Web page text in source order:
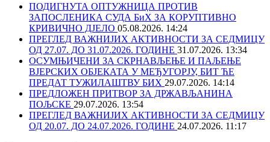
ПОДИГНУТА ОПТУЖНИЦА ПРОТИВ
ЗАПОСЛЕНИКА СУДА БиХ ЗА КОРУПТИВНО
КРИВИЧНО ДЈЕЛО 05.08.2026. 14:24
ПРЕГЛЕД ВАЖНИЈИХ АКТИВНОСТИ ЗА СЕДМИЦУ
ОД 27.07. ДО 31.07.2026. ГОДИНЕ 31.07.2026. 13:34
ОСУМЊИЧЕНИ ЗА СКРНАВЉЕЊЕ И ПАЉЕЊЕ
ВЈЕРСКИХ ОБЈЕКАТА У МЕЂУГОРЈУ, БИТ ЋЕ
ПРЕДАТ ТУЖИЛАШТВУ БИХ 29.07.2026. 14:14
ПРЕДЛОЖЕН ПРИТВОР ЗА ДРЖАВЉАНИНА
ПОЉСКЕ 29.07.2026. 13:54
ПРЕГЛЕД ВАЖНИЈИХ АКТИВНОСТИ ЗА СЕДМИЦУ
ОД 20.07. ДО 24.07.2026. ГОДИНЕ 24.07.2026. 11:17